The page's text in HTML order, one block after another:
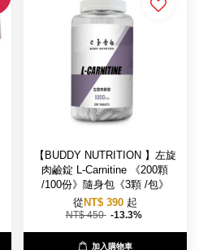
【BUDDY NUTRITION 】左旋
肉鹼錠 L-Carnitine 《200顆
/100份》隨身包《3顆 /包》
從 NT$ 390 起
NT$ 450 -13.3%
加入購物車